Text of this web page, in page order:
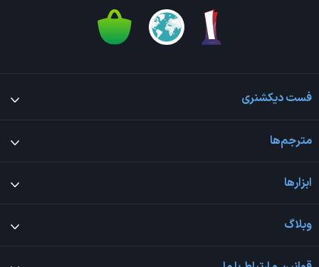
فست دیکشنری
مترجم‌ها
ابزارها
وبلاگ